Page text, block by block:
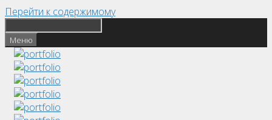
Перейти к содержимому
Меню